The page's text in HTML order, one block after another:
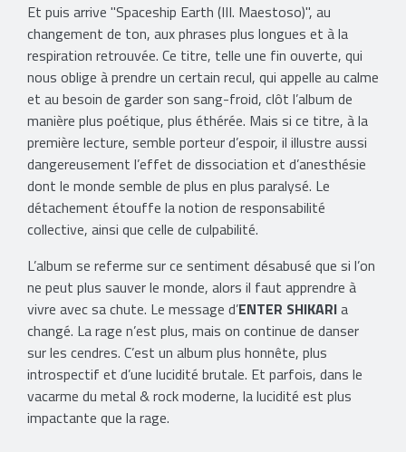
Et puis arrive "Spaceship Earth (III. Maestoso)", au
changement de ton, aux phrases plus longues et à la
respiration retrouvée. Ce titre, telle une fin ouverte, qui
nous oblige à prendre un certain recul, qui appelle au calme
et au besoin de garder son sang-froid, clôt l’album de
manière plus poétique, plus éthérée. Mais si ce titre, à la
première lecture, semble porteur d’espoir, il illustre aussi
dangereusement l’effet de dissociation et d’anesthésie
dont le monde semble de plus en plus paralysé. Le
détachement étouffe la notion de responsabilité
collective, ainsi que celle de culpabilité.
L’album se referme sur ce sentiment désabusé que si l’on
ne peut plus sauver le monde, alors il faut apprendre à
vivre avec sa chute. Le message d’ENTER SHIKARIa
changé. La rage n’est plus, mais on continue de danser
sur les cendres. C’est un album plus honnête, plus
introspectif et d’une lucidité brutale. Et parfois, dans le
vacarme du metal & rock moderne, la lucidité est plus
impactante que la rage.